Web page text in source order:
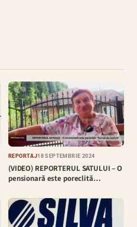
REPORTAJ18 SEPTEMBRIE 2024
(VIDEO) REPORTERUL SATULUI – O
pensionară este poreclită…